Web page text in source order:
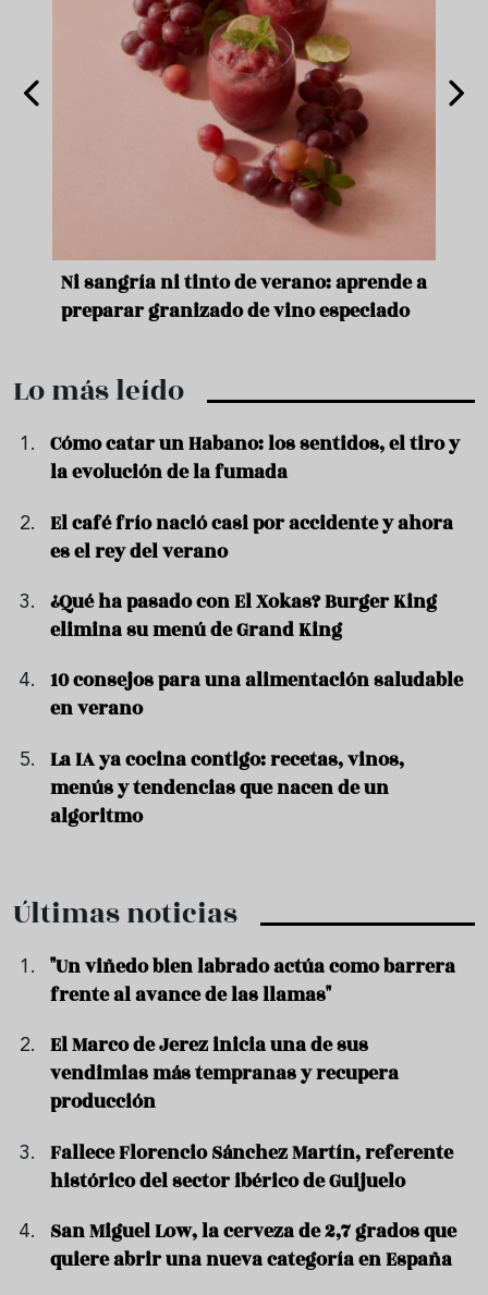
Ni sangría ni tinto de verano: aprende a
preparar granizado de vino especiado
Lo más leído
Cómo catar un Habano: los sentidos, el tiro y
la evolución de la fumada
El café frío nació casi por accidente y ahora
es el rey del verano
¿Qué ha pasado con El Xokas? Burger King
elimina su menú de Grand King
10 consejos para una alimentación saludable
en verano
La IA ya cocina contigo: recetas, vinos,
menús y tendencias que nacen de un
algoritmo
Últimas noticias
"Un viñedo bien labrado actúa como barrera
frente al avance de las llamas"
El Marco de Jerez inicia una de sus
vendimias más tempranas y recupera
producción
Fallece Florencio Sánchez Martín, referente
histórico del sector ibérico de Guijuelo
San Miguel Low, la cerveza de 2,7 grados que
quiere abrir una nueva categoría en España